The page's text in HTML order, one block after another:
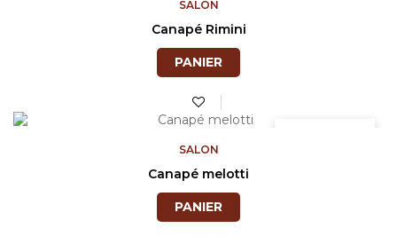
SALON
Canapé Rimini
PANIER
SALON
Canapé melotti
PANIER